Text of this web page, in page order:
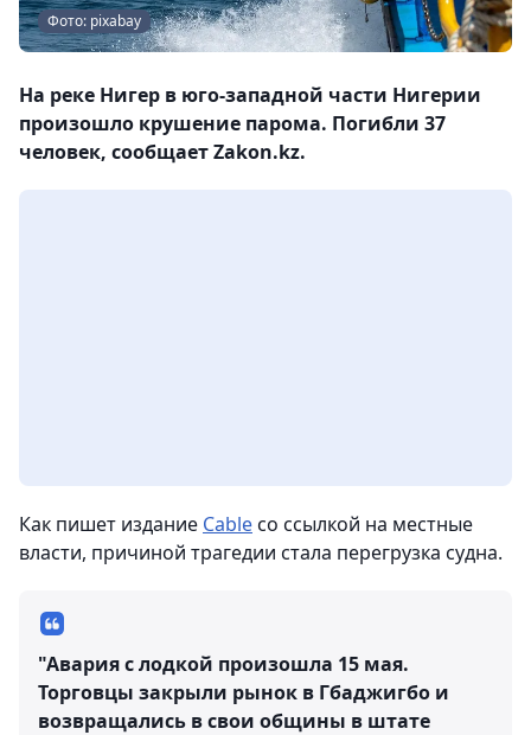
Фото: pixabay
На реке Нигер в юго-западной части Нигерии
произошло крушение парома. Погибли 37
человек, сообщает Zakon.kz.
Как пишет издание Cableсо ссылкой на местные
власти, причиной трагедии стала перегрузка судна.
"Авария с лодкой произошла 15 мая.
Торговцы закрыли рынок в Гбаджигбо и
возвращались в свои общины в штате